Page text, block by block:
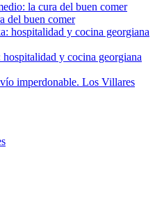
la cura del buen comer
del buen comer
hospitalidad y cocina georgiana
y cocina georgiana
imperdonable. Los Villares